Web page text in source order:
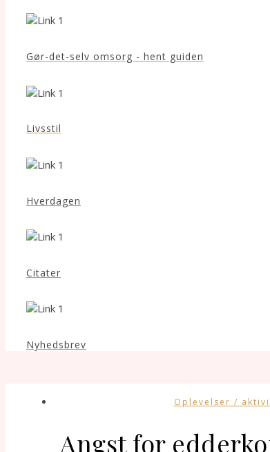
Gør-det-selv omsorg - hent guiden
Livsstil
Hverdagen
Citater
Nyhedsbrev
Oplevelser /
Angst for